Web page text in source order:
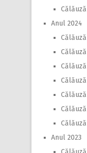
Anul 2024
Anul 2023